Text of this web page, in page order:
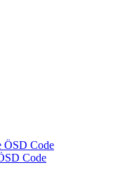
ÖSD Code
Code